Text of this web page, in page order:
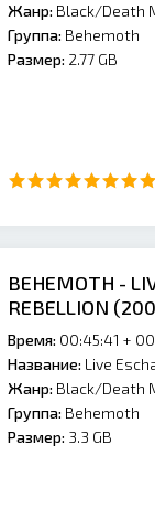
Жанр: Black/Death
Группа: Behemoth
Размер: 2.77 GB
BEHEMOTH -
REBELLION
Время: 00:45:41 +
Название: Live
Жанр: Black/Death
Группа: Behemoth
Размер: 3.3 GB